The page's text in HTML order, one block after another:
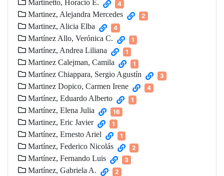
Martinetto, Horacio E. 4
Martinez, Alejandra Mercedes 2
Martinez, Alicia Elba 4
Martínez Allo, Verónica C. 1
Martínez, Andrea Liliana 1
Martinez Calejman, Camila 1
Martínez Chiappara, Sergio Agustín 3
Martinez Dopico, Carmen Irene 4
Martínez, Eduardo Alberto 1
Martínez, Elena Julia 16
Martinez, Eric Javier 1
Martínez, Ernesto Ariel 1
Martínez, Federico Nicolás 2
Martínez, Fernando Luis 3
Martínez, Gabriela A. 2